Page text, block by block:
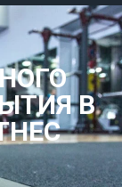
В